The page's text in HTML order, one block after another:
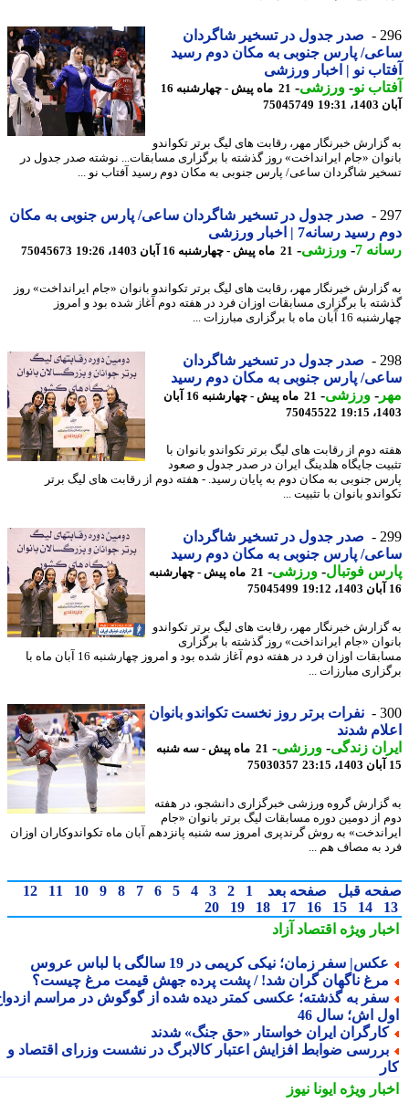
صدر جدول در تسخیر شاگردان
‏پارس‬ جنوبی به مکان دوم رسید
نو | اخبار ورزشی
نو- ورزشی-
21 ماه پیش - چهارشنبه 16
75045749
خبرنگار مهر، رقابت های لیگ برتر تکواندو
«جام ایرانداخت» روز گذشته با برگزاری مسابقات... نوشته صدر جدول در
شاگردان ساعی/ ‏پارس‬ جنوبی به مکان دوم رسید آفتاب نو ...
صدر جدول در تسخیر شاگردان ساعی/ ‏پارس‬ جنوبی به مکان
رسانه7 | اخبار ورزشی
7
-ورزشی-21 ماه پیش - چهارشنبه 16 آبان 1403، 19:26 75045673
خبرنگار مهر، رقابت های لیگ برتر تکواندو بانوان «جام ایرانداخت» روز
با برگزاری مسابقات اوزان فرد در هفته دوم آغاز شده بود و امروز
ماه با برگزاری مبارزات ...
صدر جدول در تسخیر شاگردان
‏پارس‬ جنوبی به مکان دوم رسید
-ورزشی-
21 ماه پیش - چهارشنبه 16 آبان
75045522
دوم از رقابت های لیگ برتر تکواندو بانوان با
جایگاه هلدینگ ایران در صدر جدول و صعود
جنوبی به مکان دوم به پایان رسید. - هفته دوم از رقابت های لیگ برتر
بانوان با تثبیت ...
صدر جدول در تسخیر شاگردان
‏پارس‬ جنوبی به مکان دوم رسید
فوتبال-ورزشی-
21 ماه پیش - چهارشنبه
75045499
خبرنگار مهر، رقابت های لیگ برتر تکواندو
«جام ایرانداخت» روز گذشته با برگزاری
مسابقات اوزان فرد در هفته دوم آغاز شده بود و امروز چهارشنبه 16 آبان ماه با
مبارزات ...
نفرات برتر روز نخست تکواندو بانوان
شدند
زندگی-ورزشی-
21 ماه پیش - سه شنبه
75030357
گروه ورزشی خبرگزاری دانشجو، در هفته
از دومین دوره مسابقات لیگ برتر بانوان «جام
به روش گرندپری امروز سه شنبه پانزدهم آبان ماه تکواندوکاران اوزان
به مصاف هم ...
قبل صفحه بعد 1
2
3
4
5
6
7
8
9
10
11
12
14
15
16
17
18
19
20
ویژهاقتصاد آزاد
سفر زمان؛ نیکی کریمی در 19 سالگی با لباس عروس
ناگهان گران شد! / پشت پرده جهش قیمت مرغ چیست؟
به گذشته؛ عکسی کمتر دیده شده از گوگوش در مراسم ازدواج
اش؛ سال 46
ایران خواستار «حق جنگ» شدند
ضوابط افزایش اعتبار کالابرگ در نشست وزرای اقتصاد و
ویژهایونا نیوز